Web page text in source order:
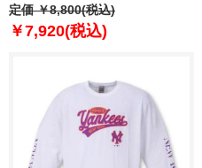
袖 プリント Tシャツ ロックアッ
プ TECH2.0 PRINT LOCKUP
定価 ￥8,800(税込)
￥7,920(税込)